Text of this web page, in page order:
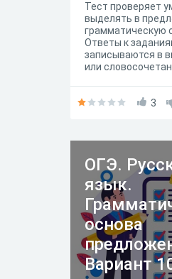
Тест проверяет
выделять в
грамматическую
Ответы к
записываются в
или
3
ОГЭ.
язык.
основа
Вариант